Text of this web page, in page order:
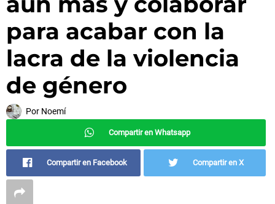
para acabar con la
lacra de la violencia
de género
Por Noemí
Compartir en Whatsapp
Compartir en Facebook Compartir en X